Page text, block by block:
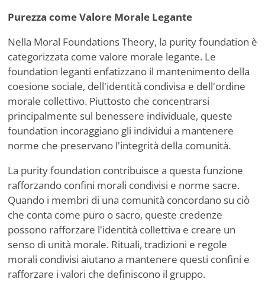
Purezza come Valore Morale Legante
Nella Moral Foundations Theory, la purity foundation è
categorizzata come valore morale legante. Le
foundation leganti enfatizzano il mantenimento della
coesione sociale, dell'identità condivisa e dell'ordine
morale collettivo. Piuttosto che concentrarsi
principalmente sul benessere individuale, queste
foundation incoraggiano gli individui a mantenere
norme che preservano l'integrità della comunità.
La purity foundation contribuisce a questa funzione
rafforzando confini morali condivisi e norme sacre.
Quando i membri di una comunità concordano su ciò
che conta come puro o sacro, queste credenze
possono rafforzare l'identità collettiva e creare un
senso di unità morale. Rituali, tradizioni e regole
morali condivisi aiutano a mantenere questi confini e
rafforzare i valori che definiscono il gruppo.